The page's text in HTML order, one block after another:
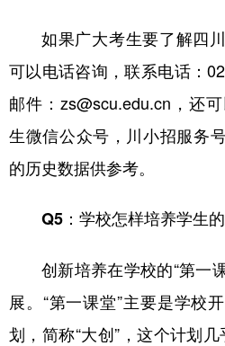
如果广大考生要了解四
可以电话咨询，联系电话：
邮件：zs@scu.edu.cn，还
生微信公众号，川小招服务
的历史数据供参考。
Q5：学校怎样培养学生
创新培养在学校的“第一
展。“第一课堂”主要是学校
划，简称“大创”，这个计划